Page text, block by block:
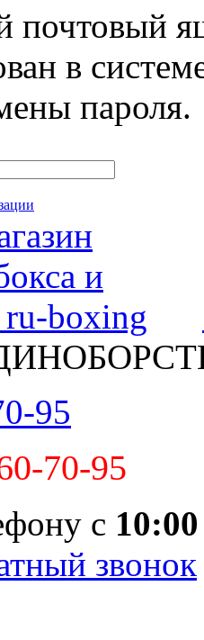
почтовый
в
пароля.
95
70-95
с 10:00
звонок